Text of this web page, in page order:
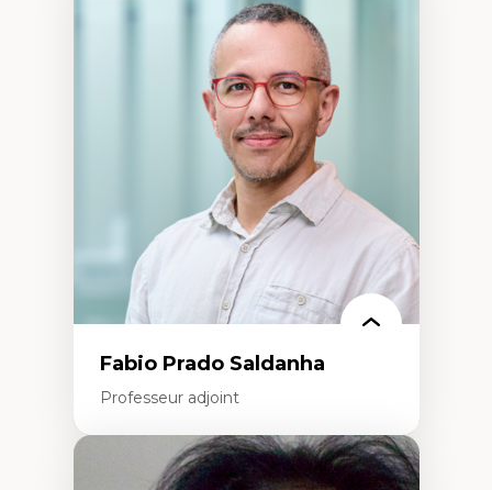
Santé mondiale
Femme en contexte de pauvreté
Participation citoyenne
Inégalités sociales santé
Santé de la reproduction
Développement durable
Fabio Prado Saldanha
Professeur adjoint
Expertises